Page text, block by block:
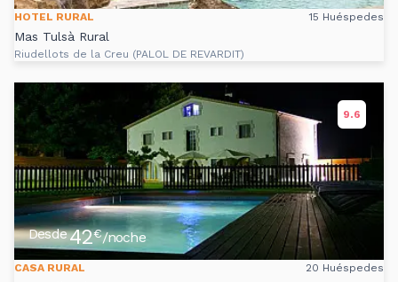
HOTEL RURAL 15 Huéspedes
Mas Tulsà Rural
Riudellots de la Creu (PALOL DE REVARDIT)
9.6
Desde42€/noche
CASA RURAL 20 Huéspedes